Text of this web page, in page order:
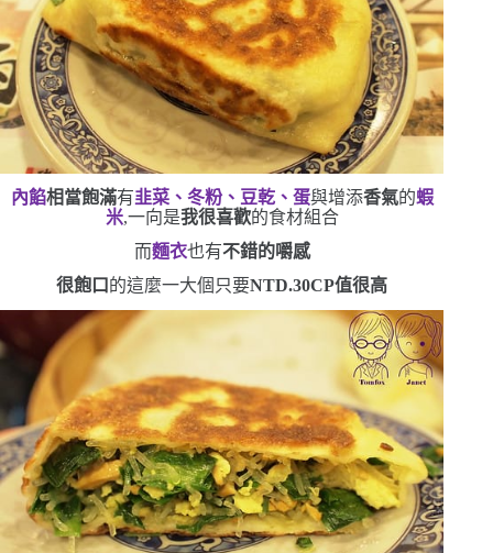
內餡相當飽滿有韭菜、冬粉、豆乾、蛋與增添香氣的蝦
米,一向是我很喜歡的食材組合
而麵衣也有不錯的嚼感
很飽口 的這麼一大個只要NTD.30CP值很高